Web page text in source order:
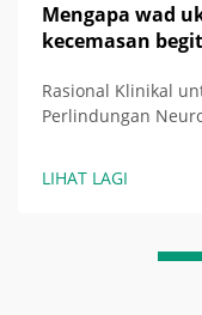
Mengapa wad
kecemasan
Rasional Klinikal
Perlindungan
pada Pesakit
LIHAT LAGI